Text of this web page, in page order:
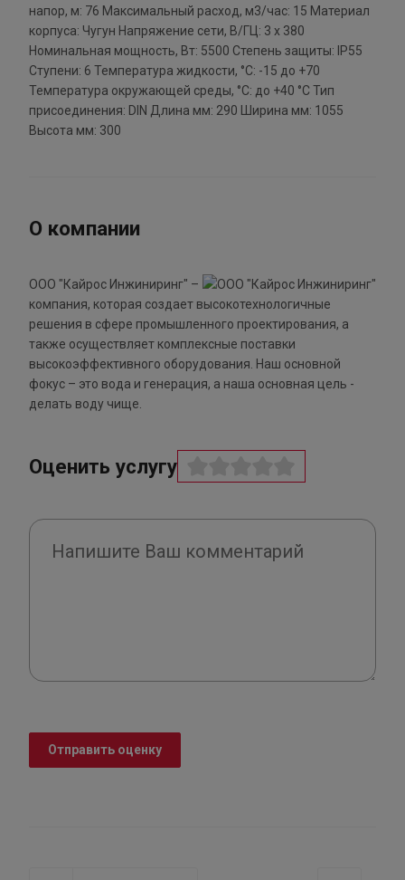
напор, м: 76 Максимальный расход, м3/час: 15 Материал
корпуса: Чугун Напряжение сети, В/ГЦ: 3 x 380
Номинальная мощность, Вт: 5500 Степень защиты: IP55
Ступени: 6 Температура жидкости, °С: -15 до +70
Температура окружающей среды, °С: до +40 °С Тип
присоединения: DIN Длина мм: 290 Ширина мм: 1055
Высота мм: 300
О компании
ООО "Кайрос Инжиниринг" –
компания, которая создает высокотехнологичные
решения в сфере промышленного проектирования, а
также осуществляет комплексные поставки
высокоэффективного оборудования. Наш основной
фокус – это вода и генерация, а наша основная цель -
делать воду чище.
Оценить услугу
Отправить оценку